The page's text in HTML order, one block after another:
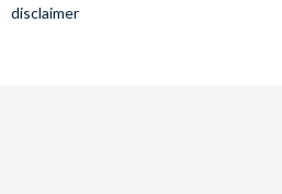
disclaimer